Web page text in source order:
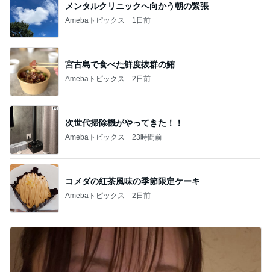
メンタルクリニックへ向かう朝の緊張
Amebaトピックス 1日前
宮古島で食べた鮮度抜群の鮪
Amebaトピックス 2日前
次世代掃除機がやってきた！！
Amebaトピックス 23時間前
コメダの紅茶風味の季節限定ケーキ
Amebaトピックス 2日前